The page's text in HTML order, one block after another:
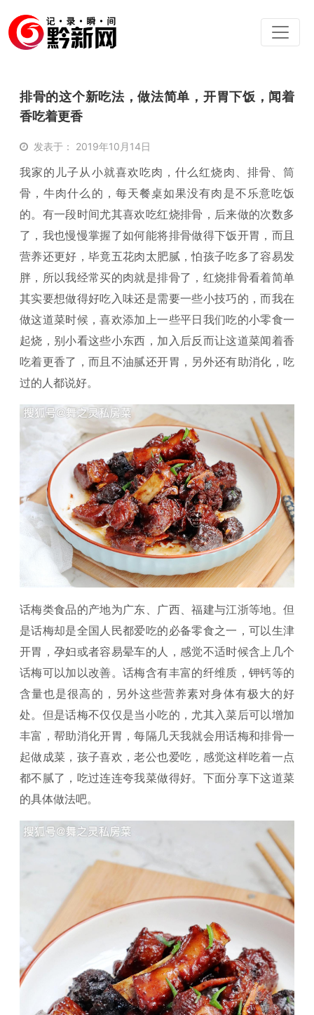
排骨的这个新吃法，做法简单，开胃下饭，闻着
香吃着更香
发表于： 2019年10月14日
我家的儿子从小就喜欢吃肉，什么红烧肉、排骨、筒
骨，牛肉什么的，每天餐桌如果没有肉是不乐意吃饭
的。有一段时间尤其喜欢吃红烧排骨，后来做的次数多
了，我也慢慢掌握了如何能将排骨做得下饭开胃，而且
营养还更好，毕竟五花肉太肥腻，怕孩子吃多了容易发
胖，所以我经常买的肉就是排骨了，红烧排骨看着简单
其实要想做得好吃入味还是需要一些小技巧的，而我在
做这道菜时候，喜欢添加上一些平日我们吃的小零食一
起烧，别小看这些小东西，加入后反而让这道菜闻着香
吃着更香了，而且不油腻还开胃，另外还有助消化，吃
过的人都说好。
话梅类食品的产地为广东、广西、福建与江浙等地。但
是话梅却是全国人民都爱吃的必备零食之一，可以生津
开胃，孕妇或者容易晕车的人，感觉不适时候含上几个
话梅可以加以改善。话梅含有丰富的纤维质，钾钙等的
含量也是很高的，另外这些营养素对身体有极大的好
处。但是话梅不仅仅是当小吃的，尤其入菜后可以增加
丰富，帮助消化开胃，每隔几天我就会用话梅和排骨一
起做成菜，孩子喜欢，老公也爱吃，感觉这样吃着一点
都不腻了，吃过连连夸我菜做得好。下面分享下这道菜
的具体做法吧。